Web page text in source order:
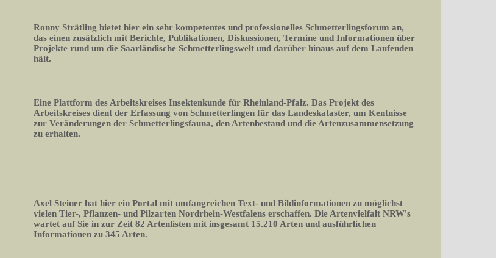
Ronny Strätling bietet hier ein sehr kompetentes und professionelles Schmetterlingsforum an,
das einen zusätzlich mit Berichte, Publikationen, Diskussionen, Termine und Informationen über
Projekte rund um die Saarländische Schmetterlingswelt und darüber hinaus auf dem Laufenden
hält.
Eine Plattform des Arbeitskreises Insektenkunde für Rheinland-Pfalz. Das Projekt des
Arbeitskreises dient der Erfassung von Schmetterlingen für das Landeskataster, um Kentnisse
zur Veränderungen der Schmetterlingsfauna, den Artenbestand und die Artenzusammensetzung
zu erhalten.
Axel Steiner hat hier ein Portal mit umfangreichen Text- und Bildinformationen zu möglichst
vielen Tier-, Pflanzen- und Pilzarten Nordrhein-Westfalens erschaffen. Die Artenvielfalt NRW's
wartet auf Sie in zur Zeit 82 Artenlisten mit insgesamt 15.210 Arten und ausführlichen
Informationen zu 345 Arten.